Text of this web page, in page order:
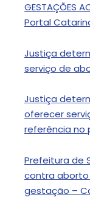
GESTAÇÕES
Portal
Justiça
serviço de
Justiça
oferecer
referência no
Prefeitura de
contra aborto
gestação –